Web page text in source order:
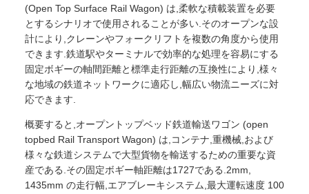
(Open Top Surface Rail Wagon) は,柔軟な積載装置を必要
とするシナリオで使用されることが多い.そのオープンな設
計により,クレーンやフォークリフトを複数の角度から使用
できます.鉄道駅やターミナルで効率的な処理を容易にする
固定ボギーの軸間距離と標準走行距離の互換性により,様々
な地域の鉄道ネットワークに適応し,幅広い物流ニーズに対
応できます.
概要すると,オープントップベッド鉄道輸送ワゴン (open
topbed Rail Transport Wagon) は,コンテナ,重機械,および
様々な鉄道システムで大型貨物を輸送するための重要な資
産である.その固定ボギー軸距離は1727である.2mm,
1435mm の走行幅,エアブレーキシステム,最大運転速度 100